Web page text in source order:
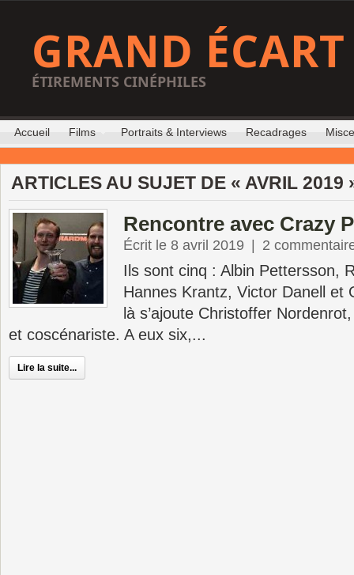
GRAND ÉCART
ÉTIREMENTS CINÉPHILES
Accueil Films Portraits & Interviews Recadrages
ARTICLES AU SUJET DE « AVRIL 2019
Rencontre avec Crazy
Écrit le 8 avril 2019 2
Ils sont cinq : Albin Pettersson,
Hannes Krantz, Victor Danell et
là s’ajoute Christoffer
et coscénariste. A eux six,...
Lire la suite...